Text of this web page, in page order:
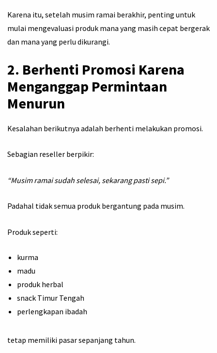
Karena itu, setelah musim ramai berakhir, penting untuk
mulai mengevaluasi produk mana yang masih cepat bergerak
dan mana yang perlu dikurangi.
2. Berhenti Promosi Karena
Menganggap Permintaan
Menurun
Kesalahan berikutnya adalah berhenti melakukan promosi.
Sebagian reseller berpikir:
“Musim ramai sudah selesai, sekarang pasti sepi.”
Padahal tidak semua produk bergantung pada musim.
Produk seperti:
kurma
madu
produk herbal
snack Timur Tengah
perlengkapan ibadah
tetap memiliki pasar sepanjang tahun.